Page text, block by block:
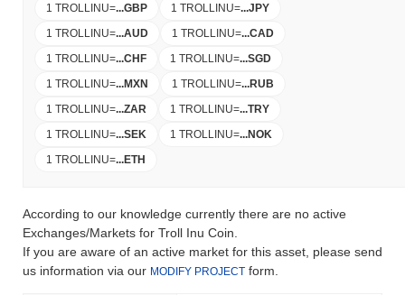
1 TROLLINU=...GBP 1 TROLLINU=...JPY
1 TROLLINU=...AUD 1 TROLLINU=...CAD
1 TROLLINU=...CHF 1 TROLLINU=...SGD
1 TROLLINU=...MXN 1 TROLLINU=...RUB
1 TROLLINU=...ZAR 1 TROLLINU=...TRY
1 TROLLINU=...SEK 1 TROLLINU=...NOK
1 TROLLINU=...ETH
According to our knowledge currently there are no active
Exchanges/Markets for Troll Inu Coin.
If you are aware of an active market for this asset, please send
us information via our MODIFY PROJECT form.